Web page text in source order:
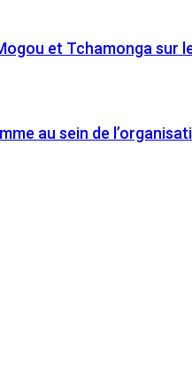
et Tchamonga sur
au sein de